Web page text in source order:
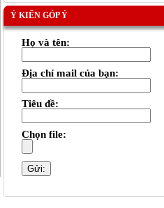
Ý KIẾN GÓP Ý
Họ và tên:
Địa chỉ mail của bạn:
Tiêu đề:
Chọn file: